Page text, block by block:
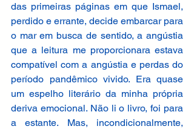
das primeiras páginas em que Ismael,
perdido e errante, decide embarcar para
o mar em busca de sentido, a angústia
que a leitura me proporcionara estava
compatível com a angústia e perdas do
período pandêmico vivido. Era quase
um espelho literário da minha própria
deriva emocional. Não li o livro, foi para
a estante. Mas, incondicionalmente,